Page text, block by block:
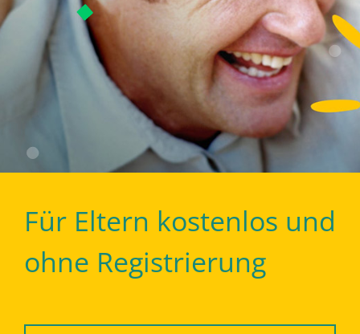
Für Eltern kostenlos und
ohne Registrierung